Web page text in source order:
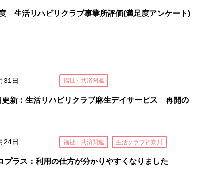
生活リハビリクラブ事業所評価(満足度アンケート)
31日 福祉・共済関連
更新：生活リハビリクラブ麻生デイサービス 再開の
24日 福祉・共済関連 生活クラブ神奈川
プラス：利用の仕方が分かりやすくなりました